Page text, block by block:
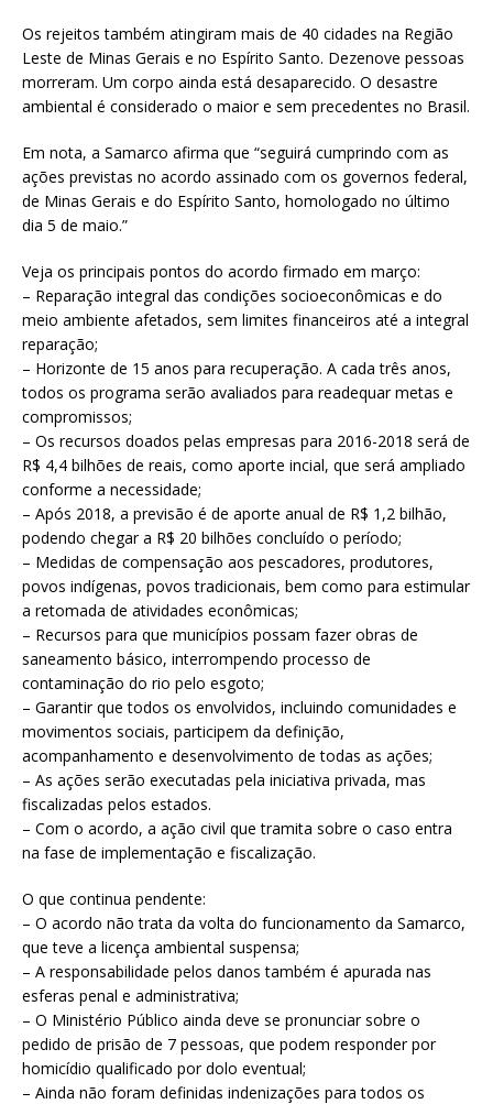
Os rejeitos também atingiram mais de 40 cidades na Região
Leste de Minas Gerais e no Espírito Santo. Dezenove pessoas
morreram. Um corpo ainda está desaparecido. O desastre
ambiental é considerado o maior e sem precedentes no Brasil.
Em nota, a Samarco afirma que “seguirá cumprindo com as
ações previstas no acordo assinado com os governos federal,
de Minas Gerais e do Espírito Santo, homologado no último
dia 5 de maio.”
Veja os principais pontos do acordo firmado em março:
– Reparação integral das condições socioeconômicas e do
meio ambiente afetados, sem limites financeiros até a integral
reparação;
– Horizonte de 15 anos para recuperação. A cada três anos,
todos os programa serão avaliados para readequar metas e
compromissos;
– Os recursos doados pelas empresas para 2016-2018 será de
R$ 4,4 bilhões de reais, como aporte incial, que será ampliado
conforme a necessidade;
– Após 2018, a previsão é de aporte anual de R$ 1,2 bilhão,
podendo chegar a R$ 20 bilhões concluído o período;
– Medidas de compensação aos pescadores, produtores,
povos indígenas, povos tradicionais, bem como para estimular
a retomada de atividades econômicas;
– Recursos para que municípios possam fazer obras de
saneamento básico, interrompendo processo de
contaminação do rio pelo esgoto;
– Garantir que todos os envolvidos, incluindo comunidades e
movimentos sociais, participem da definição,
acompanhamento e desenvolvimento de todas as ações;
– As ações serão executadas pela iniciativa privada, mas
fiscalizadas pelos estados.
– Com o acordo, a ação civil que tramita sobre o caso entra
na fase de implementação e fiscalização.
O que continua pendente:
– O acordo não trata da volta do funcionamento da Samarco,
que teve a licença ambiental suspensa;
– A responsabilidade pelos danos também é apurada nas
esferas penal e administrativa;
– O Ministério Público ainda deve se pronunciar sobre o
pedido de prisão de 7 pessoas, que podem responder por
homicídio qualificado por dolo eventual;
– Ainda não foram definidas indenizações para todos os